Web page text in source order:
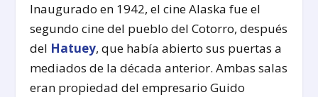
Inaugurado en 1942, el cine Alaska fue el
segundo cine del pueblo del Cotorro, después
del Hatuey, que había abierto sus puertas a
mediados de la década anterior. Ambas salas
eran propiedad del empresario Guido